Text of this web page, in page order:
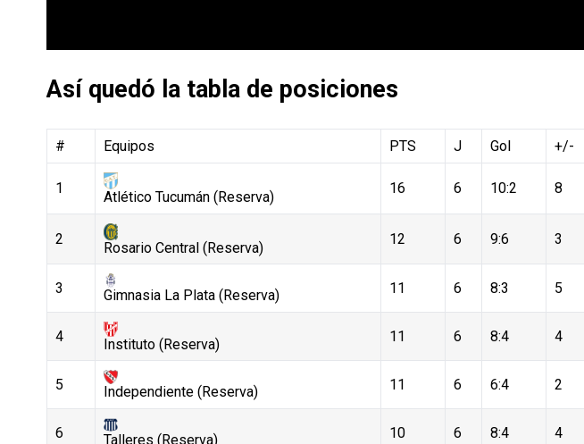
Así quedó la tabla de posiciones
# Equipos PTS J Gol +/-
1
Atlético Tucumán (Reserva)
16 6 10:2 8
2 Rosario Central (Reserva) 12 6 9:6 3
3 Gimnasia La Plata (Reserva) 11 6 8:3 5
4 Instituto (Reserva) 11 6 8:4 4
5 Independiente (Reserva) 11 6 6:4 2
6 Talleres (Reserva) 10 6 8:4 4